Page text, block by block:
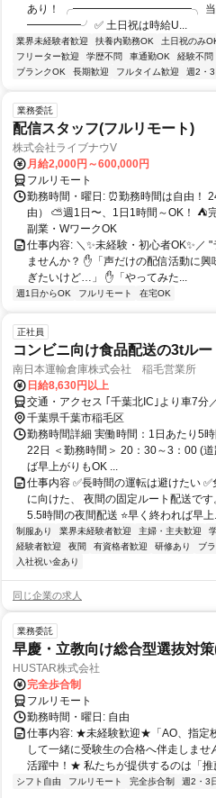
あり！ ╭━━━━━━━━━━━╮ 当
━━━━━╯ ✅ 土日祝は時給U...
業界未経験者歓迎 扶養内勤務OK 土日祝のみ
フリーター歓迎
学歴不問 車通勤OK 経験不問
ブランクOK
長期歓迎 フルタイム歓迎 週2・
業務委託
配信スタッフ(フルリモート)
株式会社ライブナウV
月給2,000円～600,000円
フルリモート
勤務時間・曜日: ⏰勤務時間は自由！
由） ⛅週1日〜、1日1時間～OK！ ⛺
副業・WワークOK
仕事内容: ＼✨未経験・初心者OK✨／
ませんか？ ✋「声だけの配信活動に
ぎたいけど…」 ✋「やってみた...
週1日からOK フルリモート 在宅OK
正社員
コンビニ向け食品配送の3tル
南日本運輸倉庫株式会社 稲毛営業所
日給8,630円以上
交通・アクセス ｢千葉北IC｣より車7分
千葉県千葉市稲毛区
勤務時間詳細 実働時間：1日あたり5
22日 ＜勤務時間＞ 20：30～3：00 (
ば早上がりもOK ...
仕事内容 ✅長時間の運転は避けたい
に向けた、 夜間の固定ルート配送で
5.5時間の夜間配送 ⭐早く終われば早上
制服あり 業界未経験者歓迎 主婦・主夫歓迎
経験者歓迎
夜間 有資格者歓迎 研修あり ブ
入社祝い金あり
同じ企業の求人
業務委託
早慶・立教向け総合型選抜対
HUSTAR株式会社
完全歩合制
フルリモート
勤務時間・曜日: 自由
仕事内容: ★未経験歓迎★「AO、指定
して一緒に受験生の合格へ伴走しま
活躍中！★ 私たちが提供するのは「推
シフト自由 フルリモート 完全歩合制 週2・3